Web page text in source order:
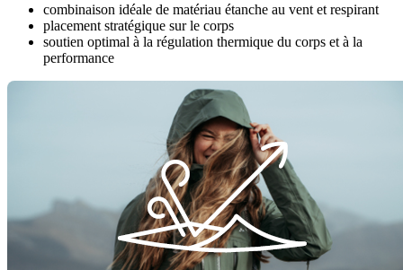
combinaison idéale de matériau étanche au vent et respirant
placement stratégique sur le corps
soutien optimal à la régulation thermique du corps et à la
performance